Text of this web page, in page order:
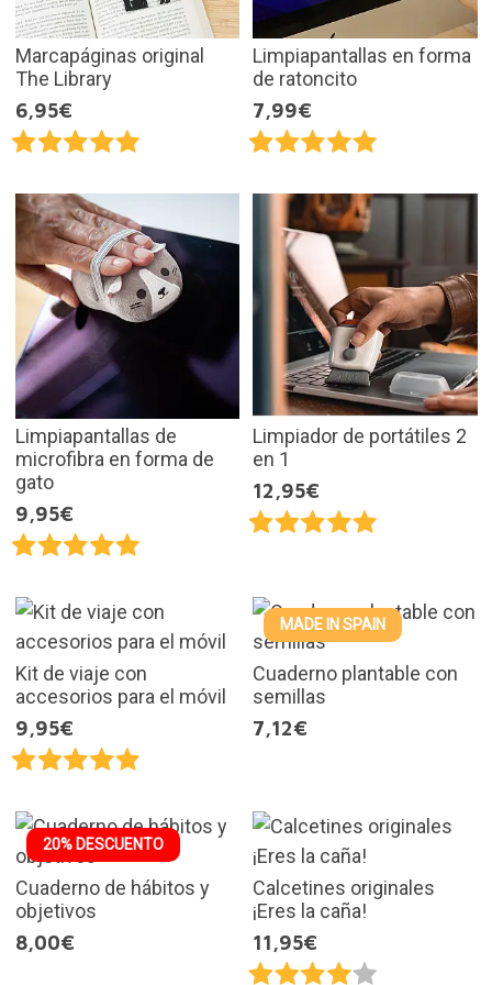
Marcapáginas original
The Library
6,95€
Limpiapantallas en forma
de ratoncito
7,99€
Limpiapantallas de
microfibra en forma de
gato
9,95€
Limpiador de portátiles 2
en 1
12,95€
Kit de viaje con
accesorios para el móvil
9,95€
MADE IN SPAIN
Cuaderno plantable con
semillas
7,12€
20% DESCUENTO
Cuaderno de hábitos y
objetivos
8,00€
Calcetines originales
¡Eres la caña!
11,95€